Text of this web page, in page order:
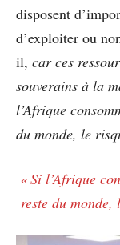
disposent
d’exploiter ou
il, car ces
souverains à la
l’Afrique
du monde, le
« Si l’Afrique
reste du